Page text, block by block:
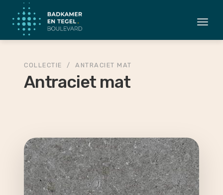
COLLECTIE / ANTRACIET MAT
Antraciet mat